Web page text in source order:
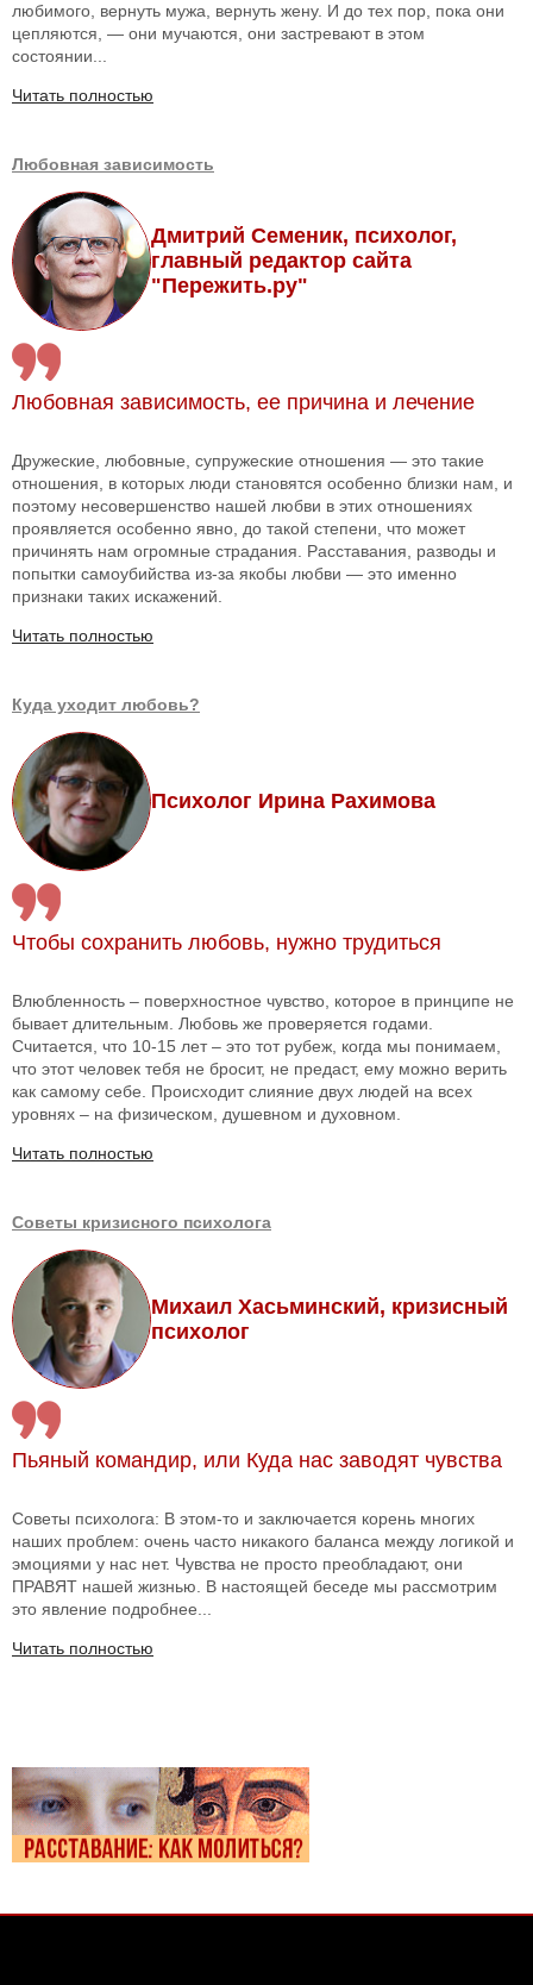
любимого, вернуть мужа, вернуть жену. И до тех пор, пока они
цепляются, — они мучаются, они застревают в этом
состоянии...
Читать полностью
Любовная зависимость
Дмитрий Семеник, психолог,
главный редактор сайта
"Пережить.ру"
Любовная зависимость, ее причина и лечение
Дружеские, любовные, супружеские отношения — это такие
отношения, в которых люди становятся особенно близки нам, и
поэтому несовершенство нашей любви в этих отношениях
проявляется особенно явно, до такой степени, что может
причинять нам огромные страдания. Расставания, разводы и
попытки самоубийства из-за якобы любви — это именно
признаки таких искажений.
Читать полностью
Куда уходит любовь?
Психолог Ирина Рахимова
Чтобы сохранить любовь, нужно трудиться
Влюбленность – поверхностное чувство, которое в принципе не
бывает длительным. Любовь же проверяется годами.
Считается, что 10-15 лет – это тот рубеж, когда мы понимаем,
что этот человек тебя не бросит, не предаст, ему можно верить
как самому себе. Происходит слияние двух людей на всех
уровнях – на физическом, душевном и духовном.
Читать полностью
Советы кризисного психолога
Михаил Хасьминский, кризисный
психолог
Пьяный командир, или Куда нас заводят чувства
Советы психолога: В этом-то и заключается корень многих
наших проблем: очень часто никакого баланса между логикой и
эмоциями у нас нет. Чувства не просто преобладают, они
ПРАВЯТ нашей жизнью. В настоящей беседе мы рассмотрим
это явление подробнее...
Читать полностью